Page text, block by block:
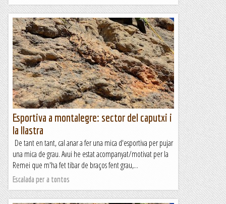
Esportiva a montalegre: sector del caputxi i
la llastra
De tant en tant, cal anar a fer una mica d'esportiva per pujar
una mica de grau. Avui he estat acompanyat/motivat per la
Remei que m'ha fet tibar de braços fent grau,...
Escalada per a tontos